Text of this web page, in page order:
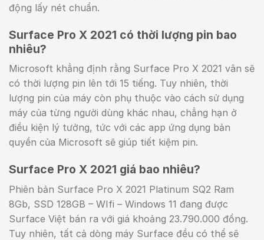
động lấy nét chuẩn.
Surface Pro X 2021 có thời lượng pin bao
nhiêu?
Microsoft khẳng định rằng Surface Pro X 2021 vân sẽ
có thời lượng pin lên tới 15 tiếng. Tuy nhiên, thời
lượng pin của máy còn phụ thuộc vào cách sử dụng
máy của từng người dùng khác nhau, chẳng hạn ở
điều kiện lý tưởng, tức với các app ứng dụng bản
quyền của Microsoft sẽ giúp tiết kiệm pin.
Surface Pro X 2021 giá bao nhiêu?
Phiên bản Surface Pro X 2021 Platinum SQ2 Ram
8Gb, SSD 128GB – WIfi – Windows 11 đang được
Surface Việt bán ra với giá khoảng 23.790.000 đồng.
Tuy nhiên, tất cả dòng máy Surface đều có thể sẽ